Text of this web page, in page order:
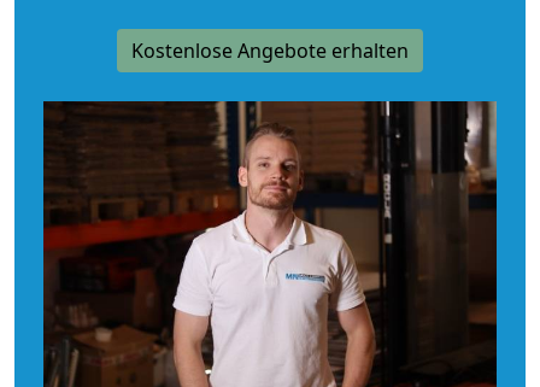
Kostenlose Angebote erhalten